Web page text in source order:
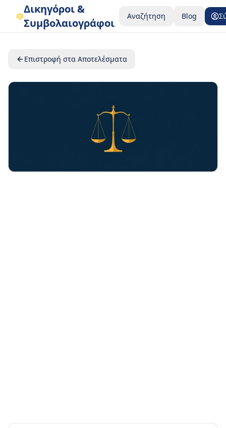
Δικηγόροι &
Συμβολαιογράφοι
Αναζήτηση Blog
Επιστροφή στα Αποτελέσματα